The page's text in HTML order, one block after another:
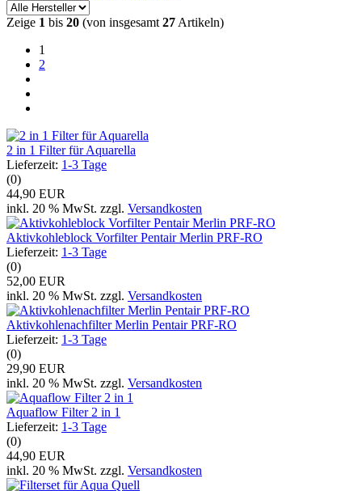
Zeige 1 bis 20 (von insgesamt 27 Artikeln)
1
2
2 in 1 Filter für Aquarella
Lieferzeit: 1-3 Tage
(0)
44,90 EUR
inkl. 20 % MwSt. zzgl. Versandkosten
Aktivkohleblock Vorfilter Pentair Merlin PRF-RO
Lieferzeit: 1-3 Tage
(0)
52,00 EUR
inkl. 20 % MwSt. zzgl. Versandkosten
Aktivkohlenachfilter Merlin Pentair PRF-RO
Lieferzeit: 1-3 Tage
(0)
29,90 EUR
inkl. 20 % MwSt. zzgl. Versandkosten
Aquaflow Filter 2 in 1
Lieferzeit: 1-3 Tage
(0)
44,90 EUR
inkl. 20 % MwSt. zzgl. Versandkosten